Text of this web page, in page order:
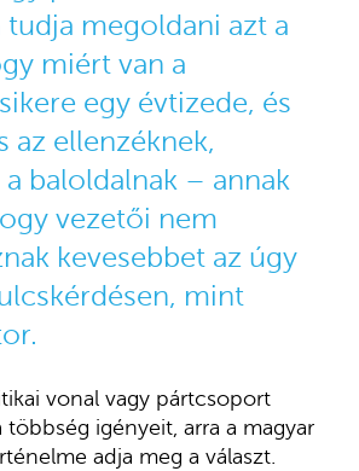
megoldani azt a
miért van a
egy évtizede, és
az ellenzéknek,
baloldalnak – annak
vezetői nem
kevesebbet az úgy
mint
vonal vagy pártcsoport
igényeit, arra a magyar
adja meg a választ.